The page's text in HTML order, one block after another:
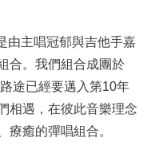
由主唱冠郁與吉他手嘉
合。我們組合成團於
途已經要邁入第10年
相遇，在彼此音樂理念
療癒的彈唱組合。